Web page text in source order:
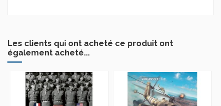
Les clients qui ont acheté ce produit ont
également acheté...